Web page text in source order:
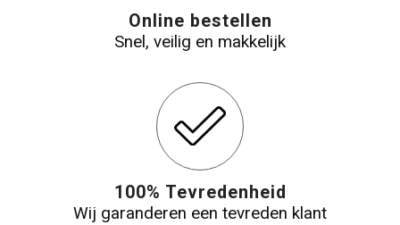
Online bestellen
Snel, veilig en makkelijk
100% Tevredenheid
Wij garanderen een tevreden klant